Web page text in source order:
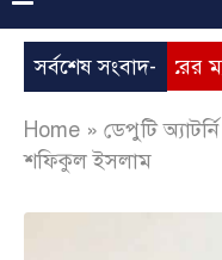
সর্বশেষ সংবাদ-
ছাত্রশিবিরের ম্যারাথন
Home » ডেপুটি
শফিকুল ইসলাম